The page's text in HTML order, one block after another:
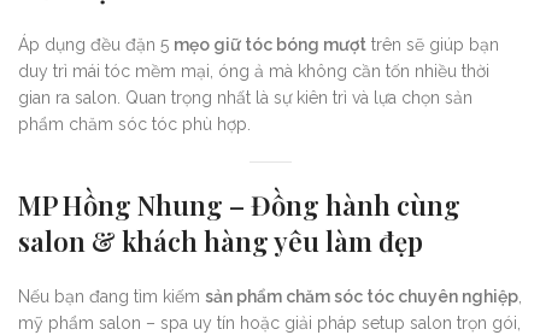
Áp dụng đều đặn 5 mẹo giữ tóc bóng mượt trên sẽ giúp bạn
duy trì mái tóc mềm mại, óng ả mà không cần tốn nhiều thời
gian ra salon. Quan trọng nhất là sự kiên trì và lựa chọn sản
phẩm chăm sóc tóc phù hợp.
MP Hồng Nhung – Đồng hành cùng
salon & khách hàng yêu làm đẹp
Nếu bạn đang tìm kiếm sản phẩm chăm sóc tóc chuyên nghiệp
mỹ phẩm salon – spa uy tín hoặc giải pháp setup salon trọn gói,